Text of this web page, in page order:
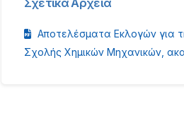
Σχετικά Αρχεία
Αποτελέσματα Εκλογών για
Σχολής Χημικών Μηχανικών,